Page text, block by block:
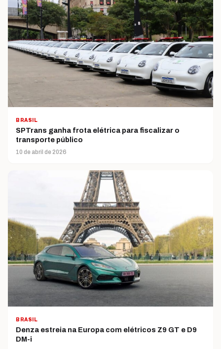
BRASIL
SPTrans ganha frota elétrica para fiscalizar o
transporte público
10 de abril de 2026
BRASIL
Denza estreia na Europa com elétricos Z9 GT e D9
DM-i